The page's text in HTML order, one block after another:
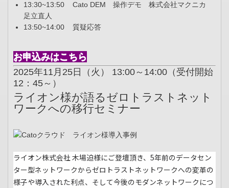
13:30~13:50 Cato DEM 操作デモ 株式会社マクニカ
足立直人
13:50~14:00 質疑応答
お申込みはこちら
2025年11月25日（火） 13:00～14:00（受付開始
12：45～）
ライオン様が語るゼロトラストネット
ワークへの移行セミナー
ライオン株式会社 木場迫様にご登壇頂き、5年前のデータセン
ター型ネットワークからゼロトラストネットワークへの変革の
様子や導入された利点、そして今後のモダンネットワークにつ